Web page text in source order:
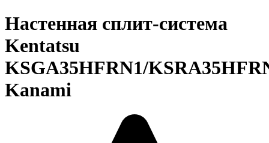
Настенная сплит-система
Kentatsu
KSGA35HFRN1/
Kanami